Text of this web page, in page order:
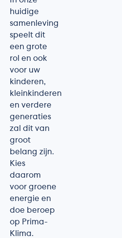
huidige
samenleving
speelt dit
een grote
rol en ook
voor uw
kinderen,
kleinkinderen
en verdere
generaties
zal dit van
groot
belang zijn.
Kies
daarom
voor groene
energie en
doe beroep
op Prima-
Klima.